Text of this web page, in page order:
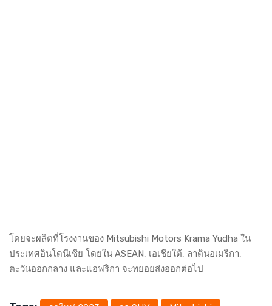
โดยจะผลิตที่โรงงานของ Mitsubishi Motors Krama Yudha ใน
ประเทศอินโดนีเซีย โดยใน ASEAN, เอเชียใต้, ลาตินอเมริกา,
ตะวันออกกลาง และแอฟริกา จะทยอยส่งออกต่อไป